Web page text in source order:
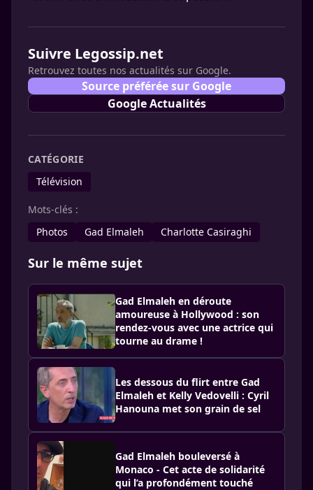
Suivre Legossip.net
Retrouvez toutes nos actualités sur Google.
Source préférée sur Google
Google Actualités
CATÉGORIE
Télévision
Mots-clés :
Photos
Gad Elmaleh Charlotte Casiraghi
Sur le même sujet
Gad Elmaleh en déroute
amoureuse à Hollywood : son
rendez-vous avec une actrice qui
tourne au drame !
Les dessous du flirt entre Gad
Elmaleh et Kelly Vedovelli : Cyril
Hanouna met son grain de sel
Gad Elmaleh bouleversé à
Monaco - Cet acte de solidarité
qui l’a profondément touché